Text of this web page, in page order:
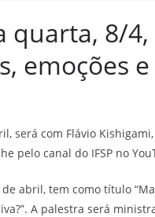
quarta, 8/
emoções e
será com Flávio
pelo canal do IFSP no
abril, tem como título
A palestra será